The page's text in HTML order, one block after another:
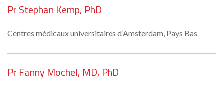
Pr Stephan Kemp, PhD
Centres médicaux universitaires d’Amsterdam, Pays Bas
Pr Fanny Mochel, MD, PhD